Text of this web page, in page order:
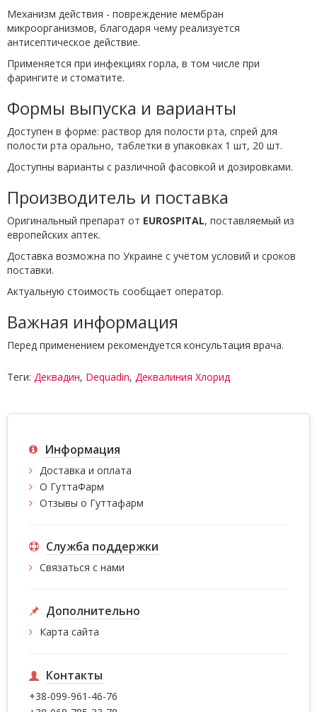
Механизм действия - повреждение мембран
микроорганизмов, благодаря чему реализуется
антисептическое действие.
Применяется при инфекциях горла, в том числе при
фарингите и стоматите.
Формы выпуска и варианты
Доступен в форме: раствор для полости рта, спрей для
полости рта орально, таблетки в упаковках 1 шт, 20 шт.
Доступны варианты с различной фасовкой и дозировками.
Производитель и поставка
Оригинальный препарат от EUROSPITAL, поставляемый из
европейских аптек.
Доставка возможна по Украине с учётом условий и сроков
поставки.
Актуальную стоимость сообщает оператор.
Важная информация
Перед применением рекомендуется консультация врача.
Теги: Деквадин, Dequadin, Деквалиния Хлорид
Информация
Доставка и оплата
О ГуттаФарм
Отзывы о Гуттафарм
Служба поддержки
Связаться с нами
Дополнительно
Карта сайта
Контакты
+38-099-961-46-76